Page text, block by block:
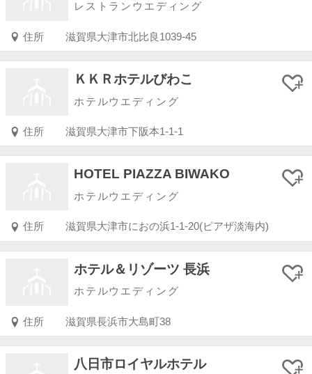
レストランウエディング
住所 滋賀県大津市北比良1039-45
ＫＫＲホテルびわこ
ホテルウエディング
住所 滋賀県大津市下阪本1-1-1
HOTEL PIAZZA BIWAKO
ホテルウエディング
住所 滋賀県大津市におの浜1-1-20(ピアザ淡海内)
ホテル＆リゾーツ 長浜
ホテルウエディング
住所 滋賀県長浜市大島町38
八日市ロイヤルホテル